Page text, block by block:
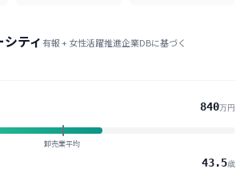
ティ 有報 + 女性活躍推進企業DBに基づく
840万円
卸売業平均
43.5歳